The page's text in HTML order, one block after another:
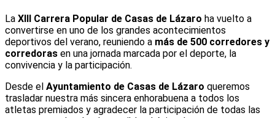
La XIII Carrera Popular de Casas de Lázaro ha vuelto a
convertirse en uno de los grandes acontecimientos
deportivos del verano, reuniendo a más de 500 corredores y
corredoras en una jornada marcada por el deporte, la
convivencia y la participación.
Desde el Ayuntamiento de Casas de Lázaro queremos
trasladar nuestra más sincera enhorabuena a todos los
atletas premiados y agradecer la participación de todas las